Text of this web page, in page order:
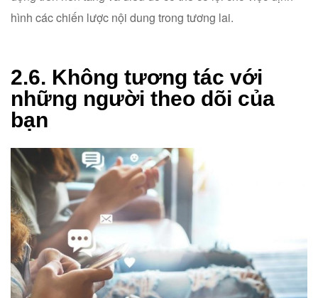
hình các chiến lược nội dung trong tương lai.
2.6. Không tương tác với
những người theo dõi của
bạn